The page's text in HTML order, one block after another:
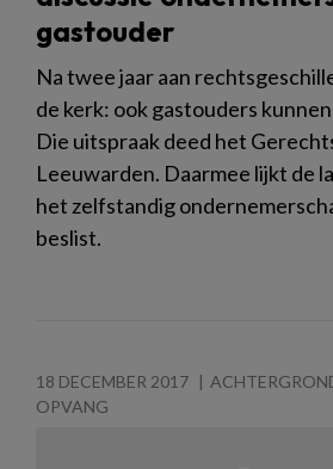
gastouder
Na twee jaar aan
de kerk: ook gastouders
Die uitspraak deed het
Leeuwarden. Daarmee lijkt de
het zelfstandig
beslist.
18 DECEMBER 2017
OPVANG